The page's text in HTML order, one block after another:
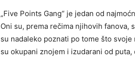
„Five Points Gang“ je jedan od
Oni su, prema rečima njihovih fanova,
su nadaleko poznati po tome što
su okupani znojem i izudarani od